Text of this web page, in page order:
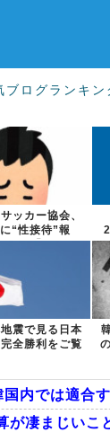
ブログランキン
ッカー協会、
“性接待”報
」→「...
震で見る日本
全勝利をご覧
内では適合
が凄まじいこ